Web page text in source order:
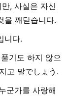
, 사실은 자신
을 깨닫습니다.
니다.
기도 하지 않으
고 말でしょう.
군가를 사랑해